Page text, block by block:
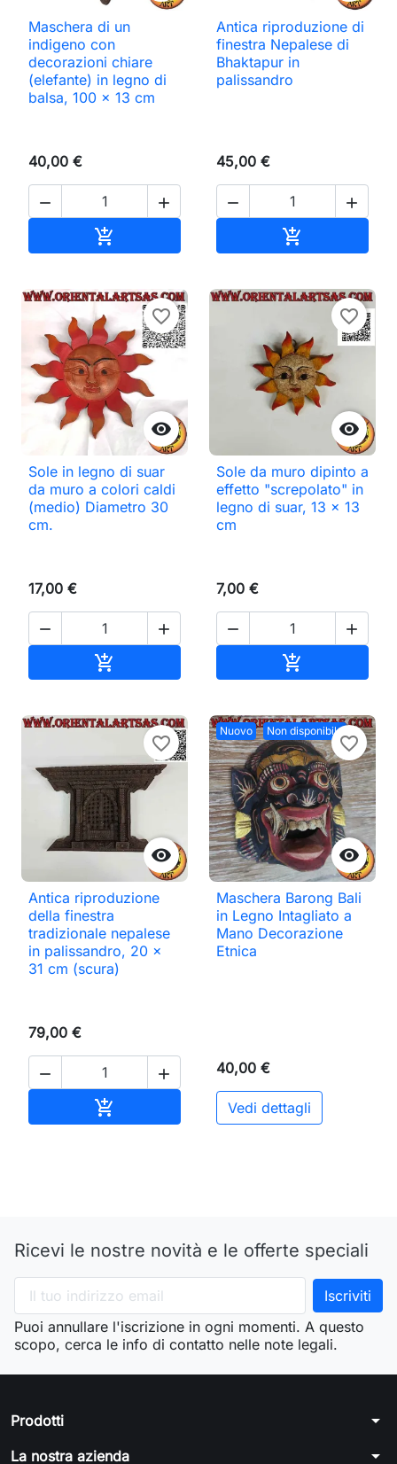
Maschera di un
indigeno con
decorazioni chiare
(elefante) in legno di
balsa, 100 x 13 cm
40,00 €
 

Antica riproduzione di
finestra Nepalese di
Bhaktapur in
palissandro
45,00 €
 


favorite_border
Sole in legno di suar
da muro a colori caldi
(medio) Diametro 30
cm.
17,00 €
 


favorite_border
Sole da muro dipinto a
effetto "screpolato" in
legno di suar, 13 x 13
cm
7,00 €
 


favorite_border
Antica riproduzione
della finestra
tradizionale nepalese
in palissandro, 20 x
31 cm (scura)
79,00 €
 
 Aggiungi al carrello
Nuovo Non disponibile

favorite_border
Maschera Barong Bali
in Legno Intagliato a
Mano Decorazione
Etnica
40,00 €
Vedi dettagli
Ricevi le nostre novità e le offerte speciali
Puoi annullare l'iscrizione in ogni momenti. A questo
scopo, cerca le info di contatto nelle note legali.
Prodotti arrow_drop_down
La nostra azienda arrow_drop_down